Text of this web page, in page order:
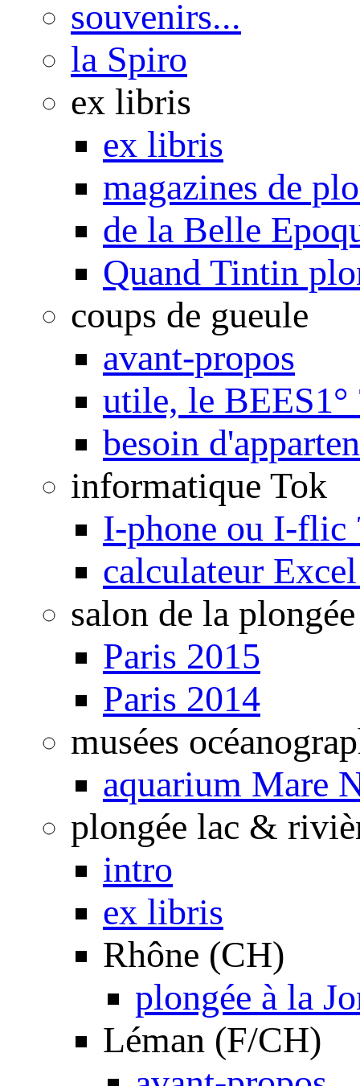
souvenirs...
la Spiro
ex libris
ex libris
magazines de
de la Belle
Quand Tintin
coups de gueule
avant-propos
utile, le BEES1°
besoin
informatique Tok
I-phone ou I-flic
calculateur
salon de la plongée
Paris 2015
Paris 2014
musées
aquarium Mare
plongée lac &
intro
ex libris
Rhône (CH)
plongée à la
Léman (F/CH)